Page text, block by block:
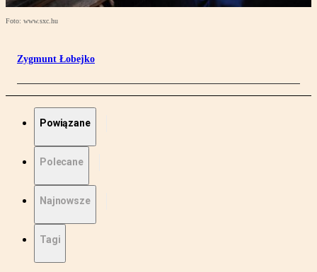
Foto: www.sxc.hu
Zygmunt Łobejko
Powiązane
Polecane
Najnowsze
Tagi